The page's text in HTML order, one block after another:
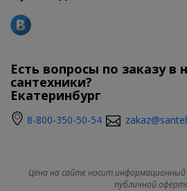
Есть вопросы по заказу
сантехники?
Екатеринбург
8-800-350-50-54
Цена на сайте носит информационный
публичной